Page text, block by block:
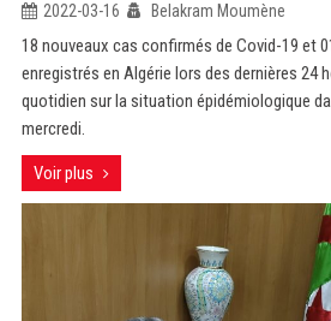
2022-03-16 Belakram Moumène
18 nouveaux cas confirmés de Covid-19 et
enregistrés en Algérie lors des dernières 24
quotidien sur la situation épidémiologique
mercredi.
Voir plus